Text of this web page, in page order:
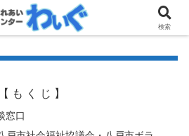
【 も く じ 】
窓口
検索